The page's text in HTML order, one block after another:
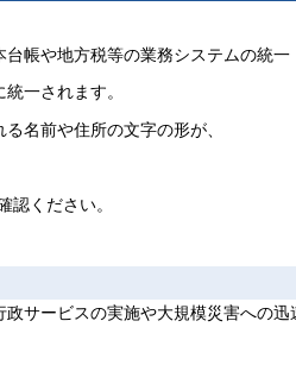
帳や地方税等の業務システムの統一
一されます。
名前や住所の文字の形が、
認ください。
サービスの実施や大規模災害への